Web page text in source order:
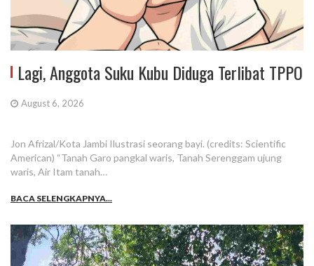
Lagi, Anggota Suku Kubu Diduga Terlibat TPPO
August 6, 2026
Jon Afrizal/Kota Jambi Ilustrasi seorang bayi. (credits: Scientific
American) “Tanah Garo pangkal waris, Tanah Serenggam ujung
waris, Air Itam tanah…
BACA SELENGKAPNYA...